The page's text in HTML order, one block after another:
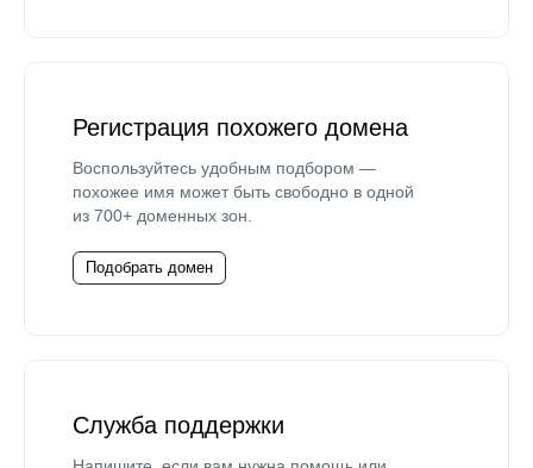
Регистрация похожего домена
Воспользуйтесь удобным подбором —
похожее имя может быть свободно в одной
из 700+ доменных зон.
Подобрать домен
Служба поддержки